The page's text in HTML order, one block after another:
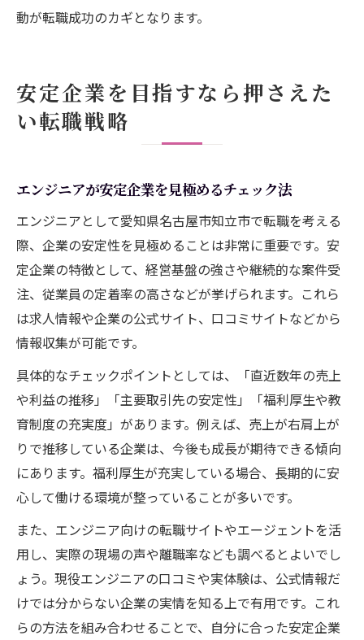
動が転職成功のカギとなります。
安定企業を目指すなら押さえた
い転職戦略
エンジニアが安定企業を見極めるチェック法
エンジニアとして愛知県名古屋市知立市で転職を考える
際、企業の安定性を見極めることは非常に重要です。安
定企業の特徴として、経営基盤の強さや継続的な案件受
注、従業員の定着率の高さなどが挙げられます。これら
は求人情報や企業の公式サイト、口コミサイトなどから
情報収集が可能です。
具体的なチェックポイントとしては、「直近数年の売上
や利益の推移」「主要取引先の安定性」「福利厚生や教
育制度の充実度」があります。例えば、売上が右肩上が
りで推移している企業は、今後も成長が期待できる傾向
にあります。福利厚生が充実している場合、長期的に安
心して働ける環境が整っていることが多いです。
また、エンジニア向けの転職サイトやエージェントを活
用し、実際の現場の声や離職率なども調べるとよいでし
ょう。現役エンジニアの口コミや実体験は、公式情報だ
けでは分からない企業の実情を知る上で有用です。これ
らの方法を組み合わせることで、自分に合った安定企業